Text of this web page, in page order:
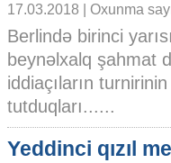
17.03.2018 | Oxunma
Berlində birinci
beynəlxalq şahmat
iddiaçıların
tutduqları......
Yeddinci qızıl